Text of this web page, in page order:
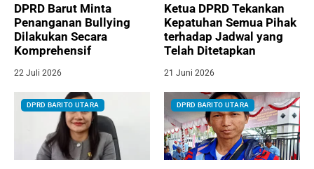
DPRD Barut Minta
Penanganan Bullying
Dilakukan Secara
Komprehensif
22 Juli 2026
Ketua DPRD Tekankan
Kepatuhan Semua Pihak
terhadap Jadwal yang
Telah Ditetapkan
21 Juni 2026
DPRD BARITO UTARA DPRD BARITO UTARA